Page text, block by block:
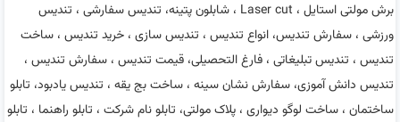
برش مولتی استایل ، Laser cut ، شابلون پتینه، تندیس سفارشی ، تندیس
ورزشی ، سفارش تندیس، انواع تندیس ، تندیس سازی ، خرید تندیس ، ساخت
تندیس ، تندیس تبلیغاتی ، فارغ التحصیلی، قیمت تندیس ، سفارش تندیس ،
تندیس دانش آموزی، سفارش نشان سینه ، ساخت بج یقه ، تندیس یادبود، تابلو
ساختمان ، ساخت لوگو دیواری ، پلاک مولتی، تابلو نام شرکت ، تابلو راهنما ، تابلو